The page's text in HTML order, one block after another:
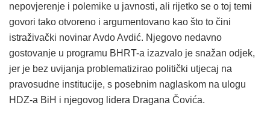
nepovjerenje i polemike u javnosti, ali rijetko se o toj temi
govori tako otvoreno i argumentovano kao što to čini
istraživački novinar Avdo Avdić. Njegovo nedavno
gostovanje u programu BHRT-a izazvalo je snažan odjek,
jer je bez uvijanja problematizirao politički utjecaj na
pravosudne institucije, s posebnim naglaskom na ulogu
HDZ-a BiH i njegovog lidera Dragana Čovića.